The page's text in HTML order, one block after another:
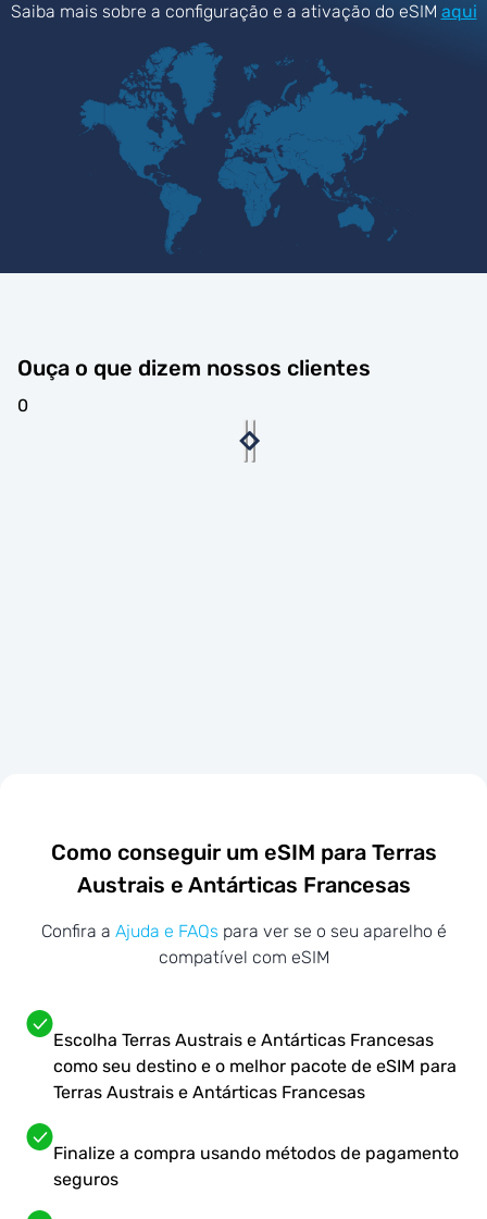
Saiba mais sobre a configuração e a ativação do eSIM aqui
Ouça o que dizem nossos clientes
0
Como conseguir um eSIM para Terras
Austrais e Antárticas Francesas
Confira a Ajuda e FAQs para ver se o seu aparelho é
compatível com eSIM
Escolha Terras Austrais e Antárticas Francesas
como seu destino e o melhor pacote de eSIM para
Terras Austrais e Antárticas Francesas
Finalize a compra usando métodos de pagamento
seguros